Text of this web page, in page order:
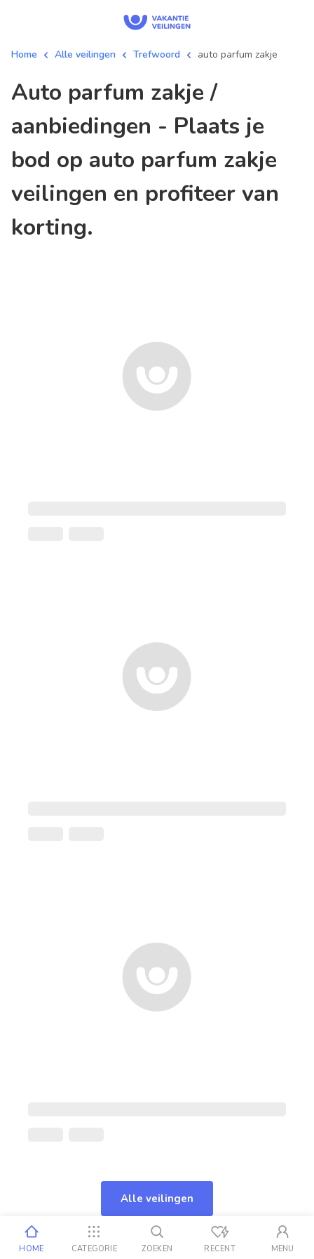
Home Alle veilingen Trefwoord auto parfum zakje
auto parfum zakje /
aanbiedingen - Plaats je
bod op auto parfum zakje
veilingen en profiteer van
korting.
Alle veilingen
HOME CATEGORIE ZOEKEN RECENT MENU